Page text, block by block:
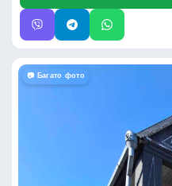
📷 Багато фото